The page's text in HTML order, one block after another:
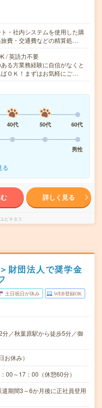
・社内システムを使用した購
費・交通費などの精算処…
/ 英語力不要
る方業務経験に自信がなくと
ＯＫ！まずはお気軽にご…
40代 50代
60代
男性
る
詳しく見る
ビキタス
財団法人で奨学金
土日祝日が休み WEB登録OK
／秋葉原駅から徒歩5分／御
お休み）
00～17：00（休憩60分）
期間3～6か月後に正社員登用